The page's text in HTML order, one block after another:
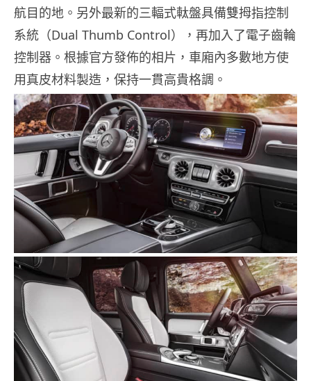
航目的地。另外最新的三輻式軚盤具備雙拇指控制
系統（Dual Thumb Control），再加入了電子齒輪
控制器。根據官方發佈的相片，車廂內多數地方使
用真皮材料製造，保持一貫高貴格調。